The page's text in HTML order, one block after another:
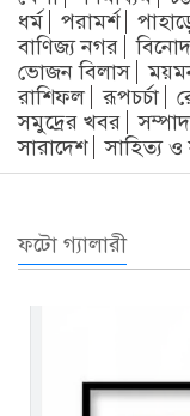
ধর্ম
পরামর্শ
বাণিজ্য নগর
ভোজন বিলাস
রাশিফল
রূপচর্চা
সমুদ্রের খবর
সারাদেশ
সাহিত্য ও
ফটো গ্যালারী